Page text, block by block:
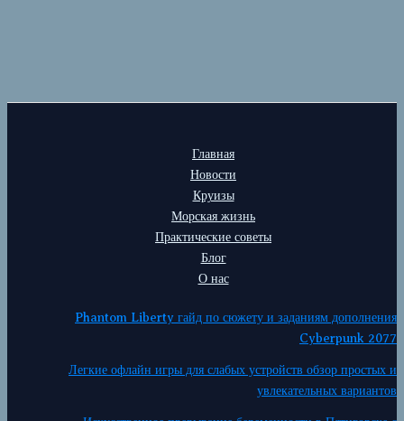
Главная
Новости
Круизы
Морская жизнь
Практические советы
Блог
О нас
Phantom Liberty гайд по сюжету и заданиям дополнения
Cyberpunk 2077
Легкие офлайн игры для слабых устройств обзор простых и
увлекательных вариантов